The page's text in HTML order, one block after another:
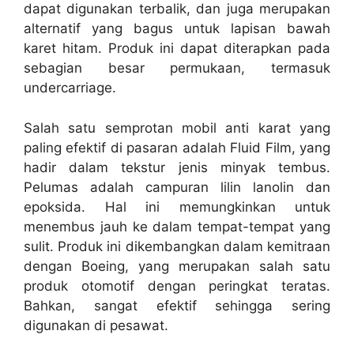
dapat digunakan terbalik, dan juga merupakan
alternatif yang bagus untuk lapisan bawah
karet hitam. Produk ini dapat diterapkan pada
sebagian besar permukaan, termasuk
undercarriage.
Salah satu semprotan mobil anti karat yang
paling efektif di pasaran adalah Fluid Film, yang
hadir dalam tekstur jenis minyak tembus.
Pelumas adalah campuran lilin lanolin dan
epoksida. Hal ini memungkinkan untuk
menembus jauh ke dalam tempat-tempat yang
sulit. Produk ini dikembangkan dalam kemitraan
dengan Boeing, yang merupakan salah satu
produk otomotif dengan peringkat teratas.
Bahkan, sangat efektif sehingga sering
digunakan di pesawat.